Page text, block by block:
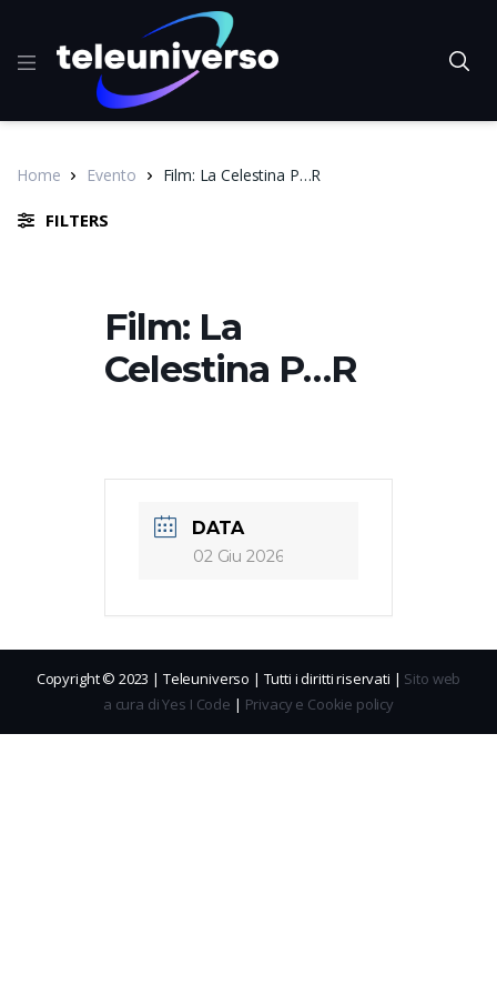
Home Evento Film: La Celestina P…R
FILTERS
Film: La
Celestina P…R
DATA
02 Giu 2026
Copyright © 2023 | Teleuniverso | Tutti i diritti riservati | Sito web
a cura di Yes I Code | Privacy e Cookie policy